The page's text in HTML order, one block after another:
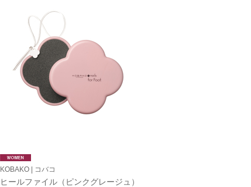
KOBAKO | コバコ
ヒールファイル（ピンクグレージュ）